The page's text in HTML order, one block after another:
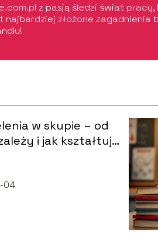
z pasją śledzi świat
złożone zagadnienia
w skupie – od
i jak kształtuje
04